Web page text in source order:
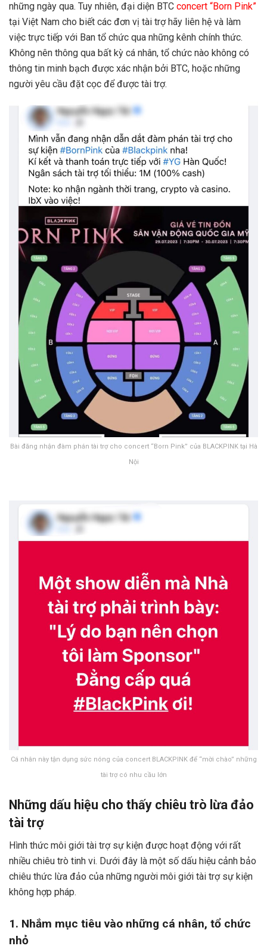
những ngày qua. Tuy nhiên, đại diện BTC concert “Born Pink”
tại Việt Nam cho biết các đơn vị tài trợ hãy liên hệ và làm
việc trực tiếp với Ban tổ chức qua những kênh chính thức.
Không nên thông qua bất kỳ cá nhân, tổ chức nào không có
thông tin minh bạch được xác nhận bởi BTC, hoặc những
người yêu cầu đặt cọc để được tài trợ.
Bài đăng nhận đàm phán tài trợ cho concert “Born Pink” của BLACKPINK tại Hà
Nội
Cá nhân này tận dụng sức nóng của concert BLACKPINK để “mời chào” những
tài trợ có nhu cầu lớn
Những dấu hiệu cho thấy chiêu trò lừa đảo
tài trợ
Hình thức môi giới tài trợ sự kiện được hoạt động với rất
nhiều chiêu trò tinh vi. Dưới đây là một số dấu hiệu cảnh bảo
chiêu thức lừa đảo của những người môi giới tài trợ sự kiện
không hợp pháp.
1. Nhắm mục tiêu vào những cá nhân, tổ chức
nhỏ